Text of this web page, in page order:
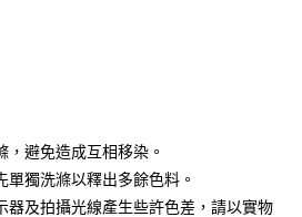
以上)免運費
以上)免運費
含以上)免運費
避免造成互相移染。
獨洗滌以釋出多餘色料。
及拍攝光線產生些許色差，請以實物